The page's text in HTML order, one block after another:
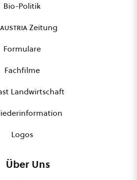
Bio-Politik
Zeitung
Formulare
Fachfilme
Landwirtschaft
Logos
Über Uns